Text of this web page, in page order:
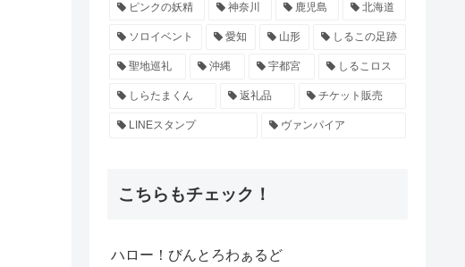
ピンクの妖精 神奈川 鹿児島 北海道
ソロイベント 愛知 山形 しるこの足跡
聖地巡礼 沖縄 宇都宮 しるこロス
しらたまくん 返礼品 チケット販売
LINEスタンプ ヴァンパイア
こちらもチェック！
ハロー！びんとろわぁるど